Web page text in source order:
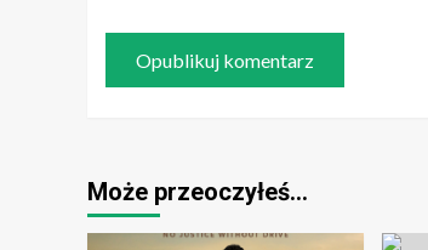
Może przeoczyłeś…